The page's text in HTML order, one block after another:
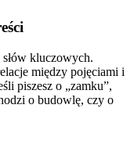
kluczowych.
między pojęciami i
piszesz o „zamku”,
o budowlę, czy o